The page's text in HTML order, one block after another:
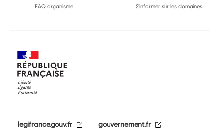
FAQ organisme
S'informer sur les domaines
legifrance.gouv.fr gouvernement.fr